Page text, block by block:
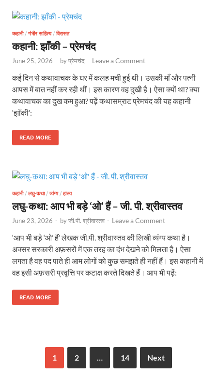
कहानी/ गंभीर साहित्य/ विरासत
कहानी: झाँकी – प्रेमचंद
June 25, 2026 - byप्रेमचंद - Leave a Comment
कई दिन से कथावाचक के घर में कलह मची हुई थी। उसकी माँ और पत्नी
आपस में बात नहीं कर रही थीं। इस कारण वह दुखी है। ऐसा क्यों था? क्या
कथावाचक का दुख कम हुआ? पढ़ें कथासम्राट प्रेमचंद की यह कहानी
‘झाँकी’:
READ MORE
कहानी/ लघु-कथा/ व्यंग्य/ हास्य
लघु-कथा: आप भी बड़े ‘ओ’ हैं – जी. पी. श्रीवास्तव
June 23, 2026 - byजी.पी. श्रीवास्तव - Leave a Comment
‘आप भी बड़े ‘ओ’ हैं’ लेखक जी.पी. श्रीवास्तव की लिखी व्यंग्य कथा है।
अक्सर सरकारी अफ़सरों में एक तरह का दंभ देखने को मिलता है। ऐसा
लगता है वह पद पाते ही आम लोगों को कुछ समझते ही नहीं हैं। इस कहानी में
वह इसी अफ़सरी प्रवृत्ति पर कटाक्ष करते दिखते हैं। आप भी पढ़ें:
READ MORE
1 2 … 14 Next